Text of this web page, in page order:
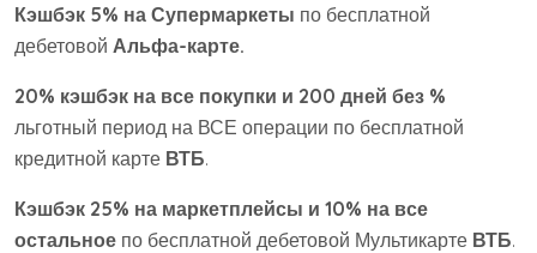
Кэшбэк 5% на Супермаркеты по бесплатной
дебетовой Альфа-карте.
20% кэшбэк на все покупки и 200 дней без %
льготный период на ВСЕ операции по бесплатной
кредитной карте ВТБ.
Кэшбэк 25% на маркетплейсы и 10% на все
остальное по бесплатной дебетовой Мультикарте ВТБ.